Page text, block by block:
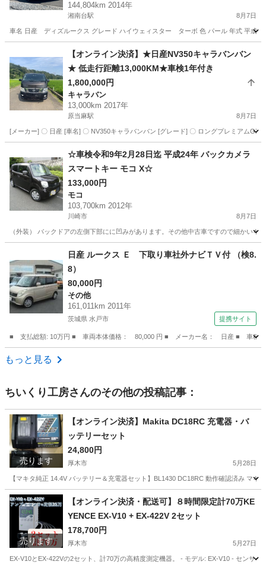
144,804km 2014年
湘南台駅 8月7日
車名 日産 ディズルークス グレード ハイウェィスター ターボ 色 パール 年式 平成26
湘南台駅 デイズ 車両
【オンライン決済】★日産NV350キャラバンバン
★ 低走行距離13,000KM★車検1年付き
1,800,000円
キャラバン
13,000km 2017年
原当麻駅 8月7日
[メーカー] 〇 日産 [車名] 〇 NV350キャラバンバン [グレード] 〇 ロングプレミアムGX
相模原市 原当麻駅 キャラバン
☆車検令和9年2月28日迄 平成24年 バックカメラ
スマートキー モコ X☆
133,000円
モコ
103,700km 2012年
川崎市 8月7日
（外装） バックドアの左側下部にに凹みがあります。その他中古車ですので細かい
モコ
日産 ルークス Ｅ 下取り車社外ナビＴＶ付 （検8.
8）
80,000円
その他
161,011km 2011年
茨城県 水戸市 提携サイト
■ 支払総額: 10万円 ■ 車両本体価格： 80,000 円 ■ メーカー名： 日産 ■ 車
茨城 水戸市
もっと見る
ちいくり工房さんのその他の投稿記事：
売ります
【オンライン決済】Makita DC18RC 充電器・バ
ッテリーセット
24,800円
厚木市 5月28日
【マキタ純正 14.4V バッテリー＆充電器セット】BL1430 DC18RC 動作確認済み マ
神奈川 厚木市 その他 充電器
売ります
【オンライン決済・配送可】８時間限定計70万KE
YENCE EX-V10 + EX-422V 2セット
178,700円
厚木市 5月27日
EX-V10とEX-422Vの2セット、計70万の高精度測定機器。 - モデル: EX-V10 - センサ